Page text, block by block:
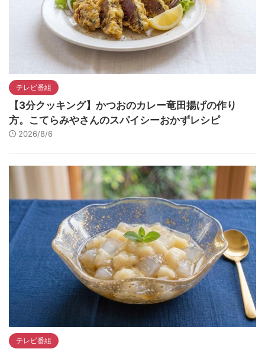
テレビ番組
【3分クッキング】かつおのカレー竜田揚げの作り
方。こてらみやさんのスパイシーおかずレシピ
2026/8/6
テレビ番組